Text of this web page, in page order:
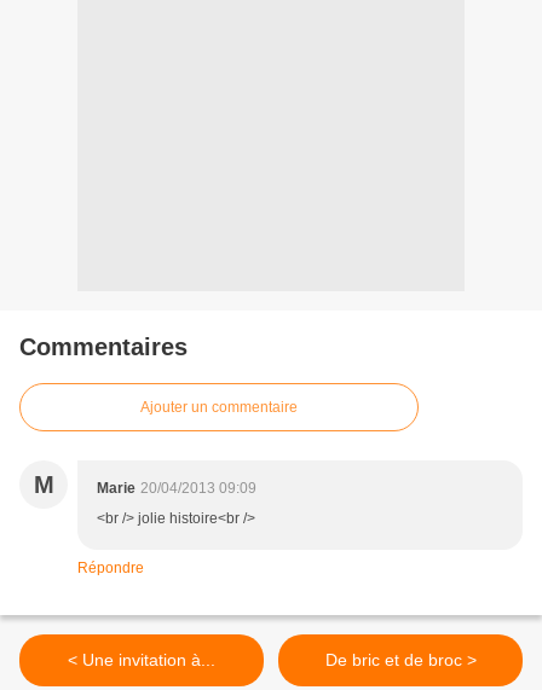
Commentaires
Ajouter un commentaire
M Marie 20/04/2013 09:09
<br /> jolie histoire<br />
Répondre
< Une invitation à... De bric et de broc >